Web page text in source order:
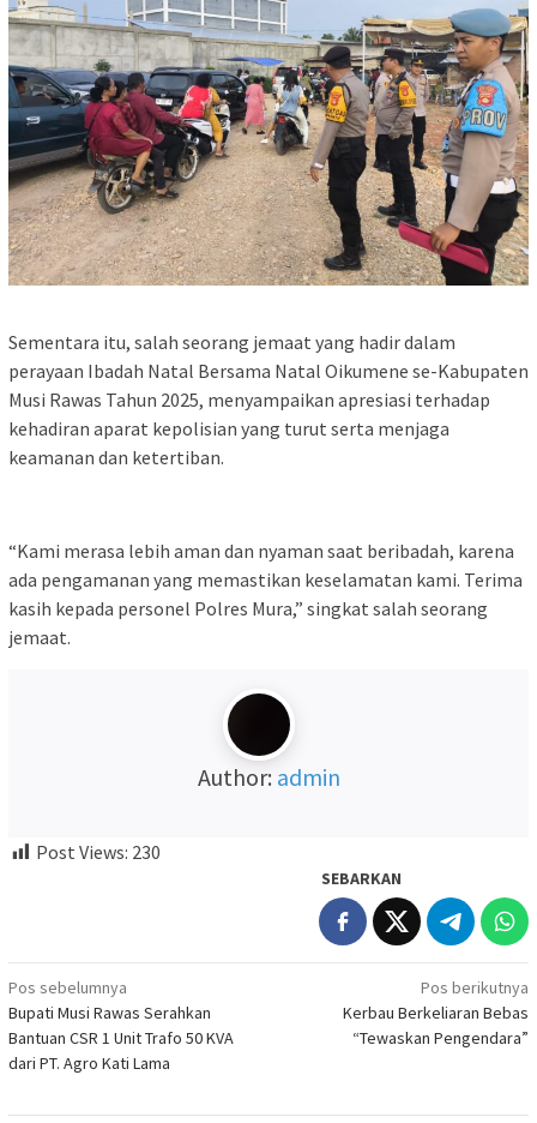
Sementara itu, salah seorang jemaat yang hadir dalam
perayaan Ibadah Natal Bersama Natal Oikumene se-Kabupaten
Musi Rawas Tahun 2025, menyampaikan apresiasi terhadap
kehadiran aparat kepolisian yang turut serta menjaga
keamanan dan ketertiban.
“Kami merasa lebih aman dan nyaman saat beribadah, karena
ada pengamanan yang memastikan keselamatan kami. Terima
kasih kepada personel Polres Mura,” singkat salah seorang
jemaat.
Author: admin
Post Views: 230
SEBARKAN
Navigasi
pos
Pos sebelumnya
Bupati Musi Rawas Serahkan
Bantuan CSR 1 Unit Trafo 50 KVA
dari PT. Agro Kati Lama
Pos berikutnya
Kerbau Berkeliaran Bebas
“Tewaskan Pengendara”